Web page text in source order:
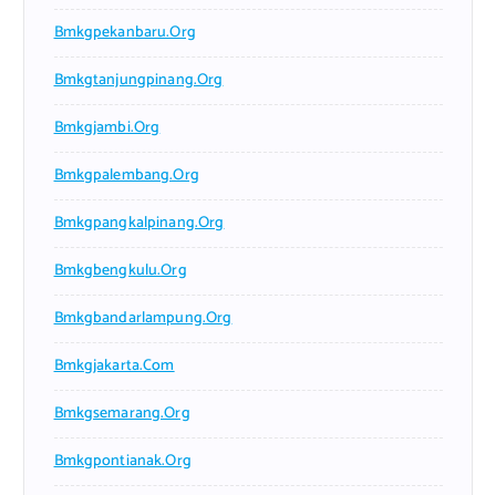
Bmkgpekanbaru.org
Bmkgtanjungpinang.org
Bmkgjambi.org
Bmkgpalembang.org
Bmkgpangkalpinang.org
Bmkgbengkulu.org
Bmkgbandarlampung.org
Bmkgjakarta.com
Bmkgsemarang.org
Bmkgpontianak.org